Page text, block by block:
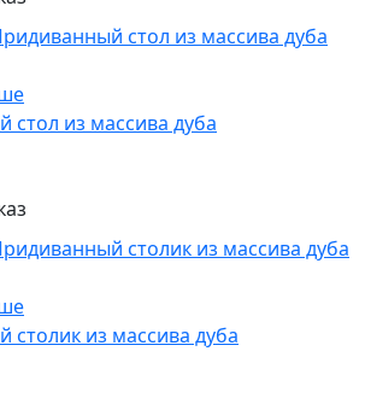
стол из массива дуба
столик из массива дуба